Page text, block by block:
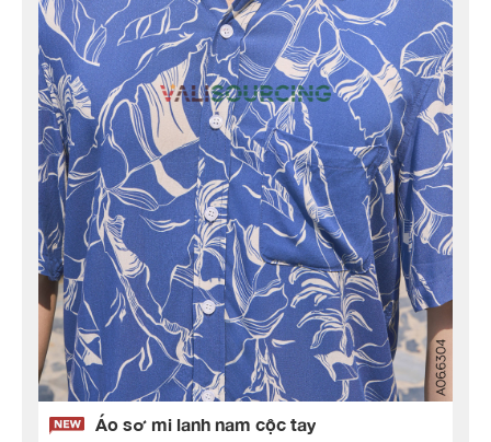
Áo sơ mi lanh nam cộc tay